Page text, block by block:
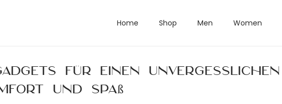
Home Shop Men Women
für einen unvergesslichen
und Spaß